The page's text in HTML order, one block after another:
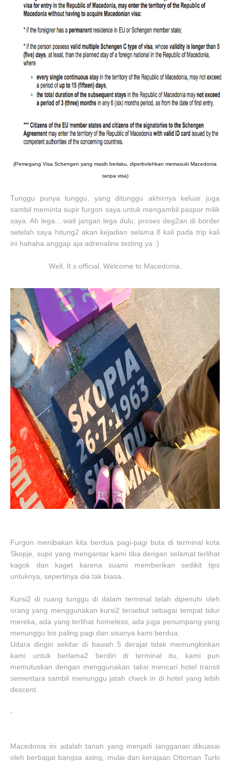
(Pemegang Visa Schengen yang masih berlaku, diperbolehkan memasuki Macedonia
tanpa visa)
Tunggu punya tunggu, yang ditunggu akhirnya keluar juga
sambil meminta supir furgon saya untuk mengambil paspor milik
saya. Ah lega....wait jangan lega dulu, proses deg2an di border
setelah saya hitung2 akan kejadian selama 8 kali pada trip kali
ini hahaha anggap aja adrenaline testing ya :)
Well, It s official, Welcome to Macedonia.
Furgon menibakan kita berdua pagi-pagi buta di terminal kota
Skopje, supir yang mengantar kami tiba dengan selamat terlihat
kagok dan kaget karena suami memberikan sedikit tips
untuknya, sepertinya dia tak biasa.
Kursi2 di ruang tunggu di dalam terminal telah dipenuhi oleh
orang yang menggunakan kursi2 tersebut sebagai tempat tidur
mereka, ada yang terlihat homeless, ada juga penumpang yang
menunggu bis paling pagi dan sisanya kami berdua.
Udara dingin sekitar di bawah 5 derajat tidak memungkinkan
kami untuk berlama2 berdiri di terminal itu, kami pun
memutuskan dengan menggunakan taksi mencari hotel transit
sementara sambil menunggu jatah check in di hotel yang lebih
descent.
-
Macedonia ini adalah tanah yang menjadi langganan dikuasai
oleh berbagai bangsa asing, mulai dari kerajaan Ottoman Turki